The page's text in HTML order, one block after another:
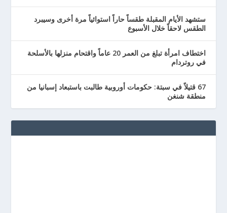
ستشهد الأيام المقبلة طقساً حاراً استوائياً مرة أخرى وسيبرد
الطقس لاحقاً خلال الأسبوع
اختطاف امرأة تبلغ من العمر 20 عاماً واقتحام منزلها بالأسلحة
في روتردام
67 قتيلاً في سبتة: حكومات أوروبية طالبت باستبعاد إسبانيا من
منطقة شنغن